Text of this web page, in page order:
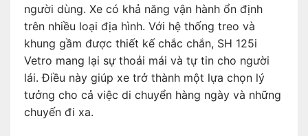
người dùng. Xe có khả năng vận hành ổn định
trên nhiều loại địa hình. Với hệ thống treo và
khung gầm được thiết kế chắc chắn, SH 125i
Vetro mang lại sự thoải mái và tự tin cho người
lái. Điều này giúp xe trở thành một lựa chọn lý
tưởng cho cả việc di chuyển hàng ngày và những
chuyến đi xa.